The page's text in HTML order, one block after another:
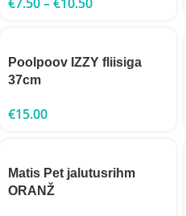
Poolpoov IZZY fliisiga
37cm
€15.00
Matis Pet jalutusrihm
ORANŽ